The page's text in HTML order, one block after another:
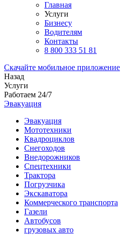
Главная
Услуги
Бизнесу
Водителям
Контакты
8 800 333 51 81
Скачайте мобильное приложение
Назад
Услуги
Работаем 24/7
Эвакуация
Эвакуация
Мототехники
Квадроциклов
Снегоходов
Внедорожников
Спецтехники
Трактора
Погрузчика
Экскаватора
Коммерческого транспорта
Газели
Автобусов
грузовых авто